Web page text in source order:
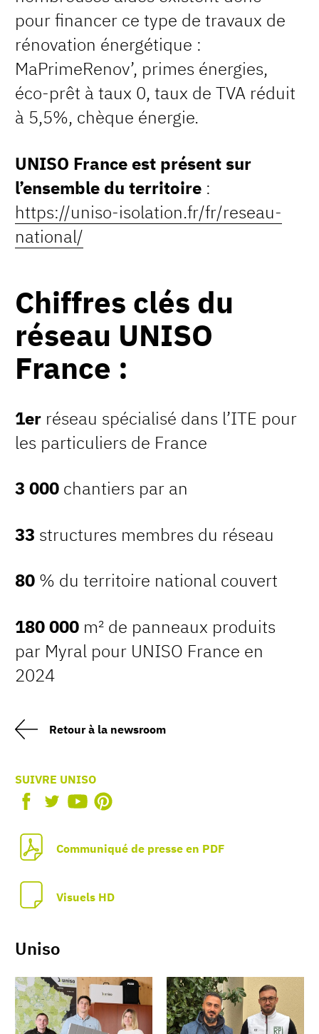
pour financer ce type de travaux de
rénovation énergétique :
MaPrimeRenov’, primes énergies,
éco-prêt à taux 0, taux de TVA réduit
à 5,5%, chèque énergie.
UNISO France est présent sur
l’ensemble du territoire :
https://uniso-isolation.fr/fr/reseau-
national/
Chiffres clés du
réseau UNISO
France :
1er réseau spécialisé dans l’ITE pour
les particuliers de France
3 000 chantiers par an
33 structures membres du réseau
80 % du territoire national couvert
180 000 m² de panneaux produits
par Myral pour UNISO France en
2024
Retour à la newsroom
SUIVRE UNISO
Communiqué de presse en PDF
Visuels HD
Uniso